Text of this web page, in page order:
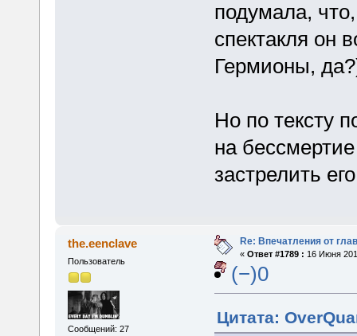
подумала,
спектакля он
Гермионы,
Но по тексту
на
застрелить
the.eenclave
Пользователь
Сообщений: 27
Re: Впечатления от
« Ответ #1789 : 16 Июня
(−)0
Цитата: